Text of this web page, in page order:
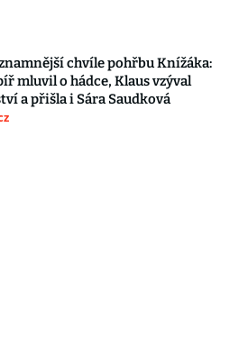
chvíle pohřbu Knížáka:
mluvil o hádce, Klaus vzýval
a přišla i Sára Saudková